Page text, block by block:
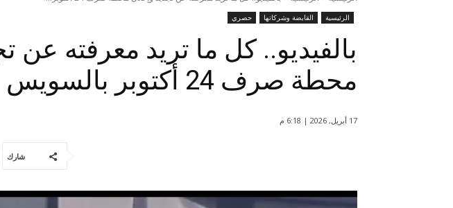
الرئيسية القابضة وشركاتها حصري
بالفيديو.. كل ما تريد معرفته عن
محطة صرف 24 أكتوبر بالسويس
17 أبريل, 2026 | 6:18 م
شارك